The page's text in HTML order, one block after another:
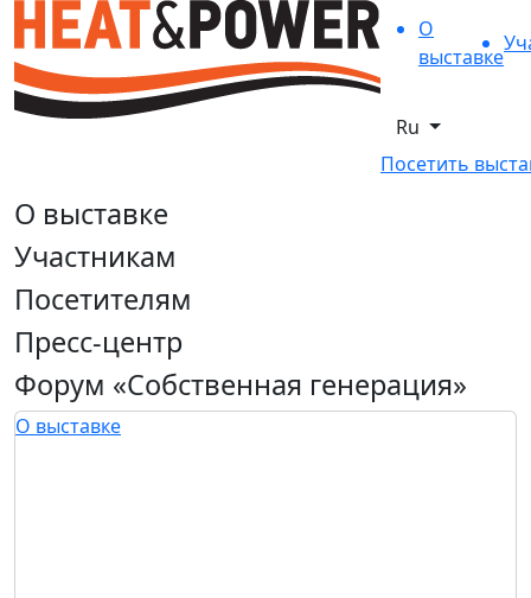
О
выставке
Ru
Посетить
О выставке
Участникам
Посетителям
Пресс-центр
Форум «Собственная генерация»
О выставке